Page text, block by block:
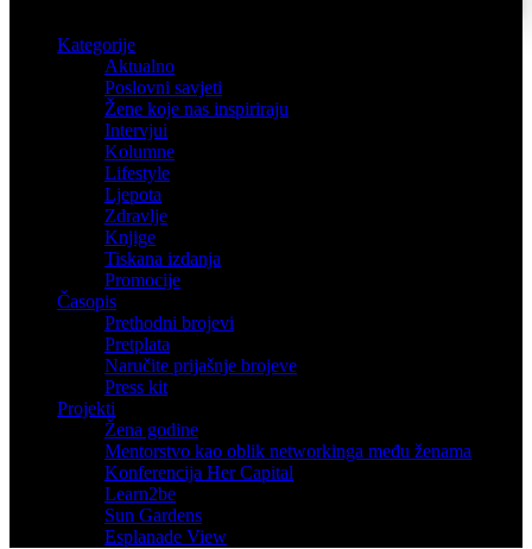
Kategorije
Aktualno
Poslovni savjeti
Žene koje nas inspiriraju
Intervjui
Kolumne
Lifestyle
Ljepota
Zdravlje
Knjige
Tiskana izdanja
Promocije
Časopis
Prethodni brojevi
Pretplata
Naručite prijašnje brojeve
Press kit
Projekti
Žena godine
Mentorstvo kao oblik networkinga među ženama
Konferencija Her Capital
Learn2be
Sun Gardens
Esplanade View